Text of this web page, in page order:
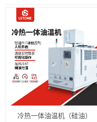
冷热一体油温机（硅油）